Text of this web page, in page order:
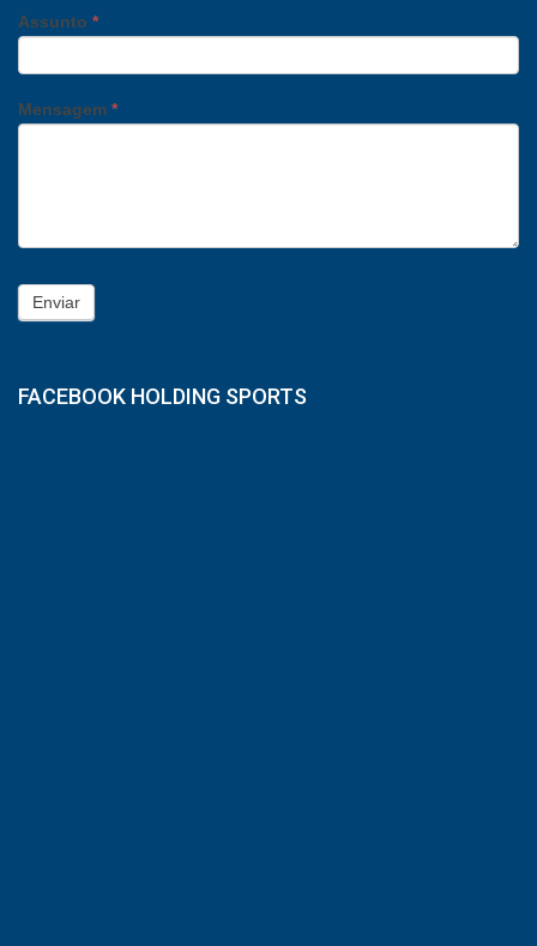
Assunto *
Mensagem *
Enviar
FACEBOOK HOLDING SPORTS